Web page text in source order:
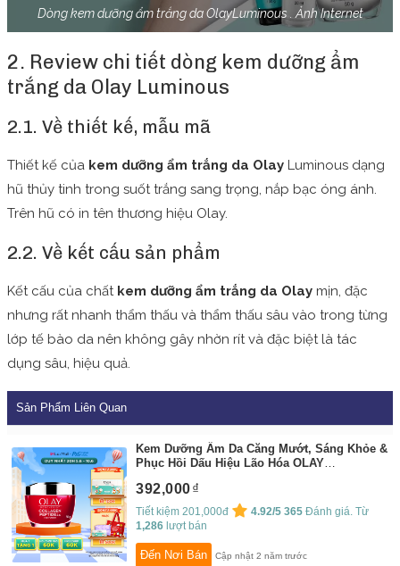
Dòng kem dưỡng ẩm trắng da OlayLuminous . Ảnh Internet
2. Review chi tiết dòng kem dưỡng ẩm
trắng da Olay Luminous
2.1. Về thiết kế, mẫu mã
Thiết kế của kem dưỡng ẩm trắng da Olay Luminous dạng
hũ thủy tinh trong suốt trắng sang trọng, nắp bạc óng ánh.
Trên hũ có in tên thương hiệu Olay.
2.2. Về kết cấu sản phẩm
Kết cấu của chất kem dưỡng ẩm trắng da Olay mịn, đặc
nhưng rất nhanh thẩm thấu và thẩm thấu sâu vào trong từng
lớp tế bào da nên không gây nhờn rít và đặc biệt là tác
dụng sâu, hiệu quả.
Sản Phẩm Liên Quan
Kem Dưỡng Ẩm Da Căng Mướt, Sáng Khỏe &
Phục Hồi Dấu Hiệu Lão Hóa OLAY
Toàn Cuộc Sống
392,000
Tiết kiệm 201,000đ 4.92/5 365 Đánh giá. Từ
1,286 lượt bán
Đến Nơi Bán Cập nhật 2 năm trước